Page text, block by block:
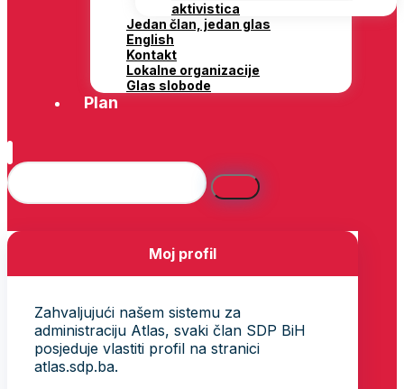
aktivistica
Jedan član, jedan glas
English
Kontakt
Lokalne organizacije
Glas slobode
Plan
Moj profil
Zahvaljujući našem sistemu za
administraciju Atlas, svaki član SDP BiH
posjeduje vlastiti profil na stranici
atlas.sdp.ba.